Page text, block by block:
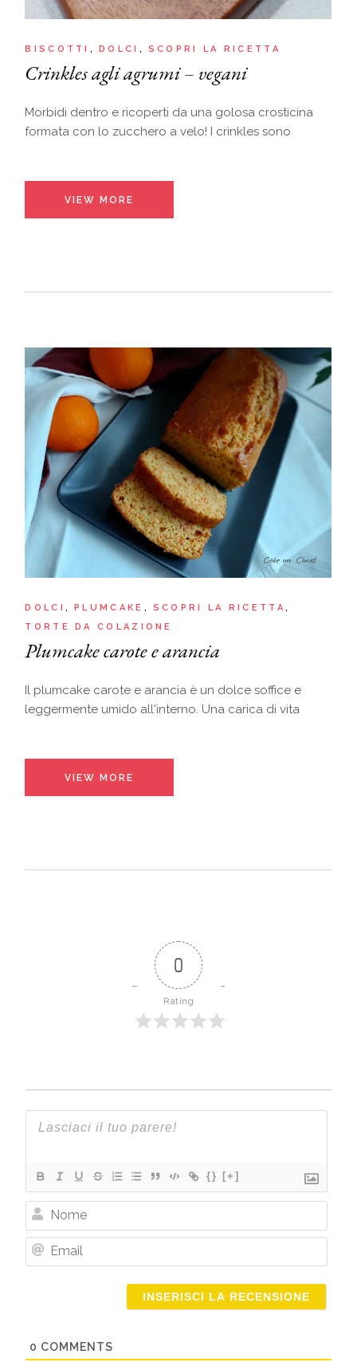
BISCOTTI DOLCI SCOPRI LA RICETTA
Crinkles agli agrumi – vegani
Morbidi dentro e ricoperti da una golosa crosticina
formata con lo zucchero a velo! I crinkles sono
VIEW MORE
DOLCI PLUMCAKE
SCOPRI LA RICETTA
TORTE DA COLAZIONE
Plumcake carote e arancia
Il plumcake carote e arancia è un dolce soffice e
leggermente umido all'interno. Una carica di vita
VIEW MORE
0
Rating
{} [+]
Nome
0 COMMENTS